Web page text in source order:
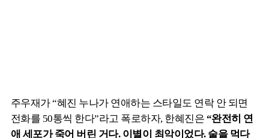
주우재가 “혜진 누나가 연애하는 스타일도 연락 안 되면
전화를 50통씩 한다”라고 폭로하자, 한혜진은 “완전히 연
애 세포가 죽어 버린 거다. 이별이 최악이었다. 술을 먹다